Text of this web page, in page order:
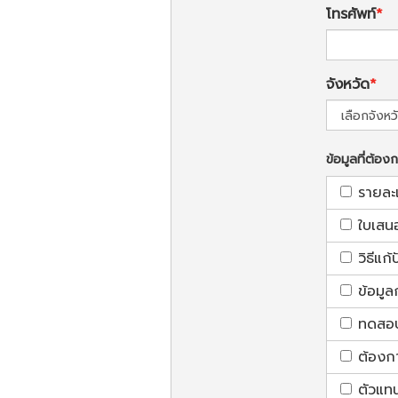
โทรศัพท์
จังหวัด
ข้อมูลที่ต้องก
รายล
ใบเส
วิธีแก้
ข้อมูล
ทดสอ
ต้องก
ตัวแท